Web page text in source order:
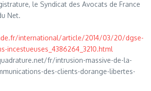
le Syndicat des Avocats de France
Net.
international/article/2014/03/20/dgse-
incestueuses_4386264_3210.html
fr/intrusion-massive-de-la-
des-clients-dorange-libertes-